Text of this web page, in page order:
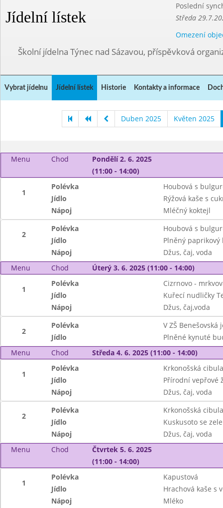
Jídelní lístek
Poslední
Středa
Omezení
Školní jídelna Týnec nad Sázavou, příspěvková
Vybrat jídelnu Jídelní lístek Historie Kontakty a informace
Duben 2025 Květen 2025
Menu Chod
Pondělí 2. 6. 2025
(11:00 - 14:00)
1
Polévka
Houbová s
Jídlo
Rýžová kaše s
Nápoj
Mléčný koktejl
2
Polévka
Houbová s
Jídlo
Plněný paprikový
Nápoj
Džus, čaj, voda
Menu
Chod Úterý 3. 6. 2025 (11:00 - 14:00)
1
Polévka
Cizrnovo -
Jídlo
Kuřecí nudličky
Nápoj
Džus, čaj,voda
2
Polévka
V ZŠ
Jídlo
Plněné kynuté
Menu
Chod Středa 4. 6. 2025 (11:00 - 14:00)
1
Polévka
Krkonošská
Jídlo
Přírodní vepřové
Nápoj
Džus, čaj, voda
2
Polévka
Krkonošská
Jídlo
Kuskusoto se
Nápoj
Džus, čaj, voda
Menu
Chod
Čtvrtek 5. 6. 2025
(11:00 - 14:00)
1
Polévka
Kapustová
Jídlo
Hrachová kaše s
Nápoj
Mléko